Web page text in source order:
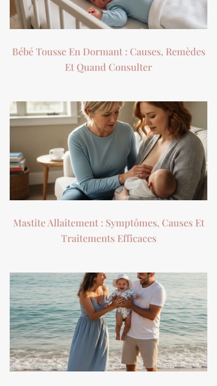
Bébé Tousse En Dormant : Causes, Remèdes
Et Quand Consulter
Mastite Allaitement : Symptômes, Causes Et
Traitements Efficaces